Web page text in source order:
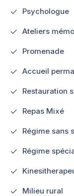
Psychologue
Ateliers
Promenade
Accueil
Restauration
Repas Mixé
Régime sans
Régime
Milieu rural